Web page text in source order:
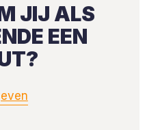
JIJ ALS
EEN